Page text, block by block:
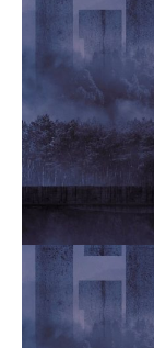
Thể loại
Phim kinh
Hài hước
Hoạt hình
Hành
Tình cảm